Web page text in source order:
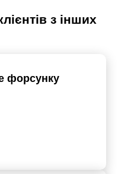
з інших
форсунку